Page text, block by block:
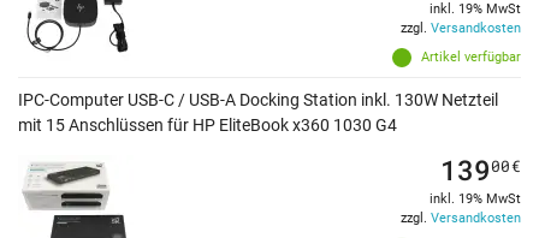
Artikel verfügbar
inkl. 19% MwSt
zzgl. Versandkosten
IPC-Computer USB-C / USB-A Docking Station inkl. 130W Netzteil
mit 15 Anschlüssen für HP EliteBook x360 1030 G4
13900€
inkl. 19% MwSt
zzgl. Versandkosten